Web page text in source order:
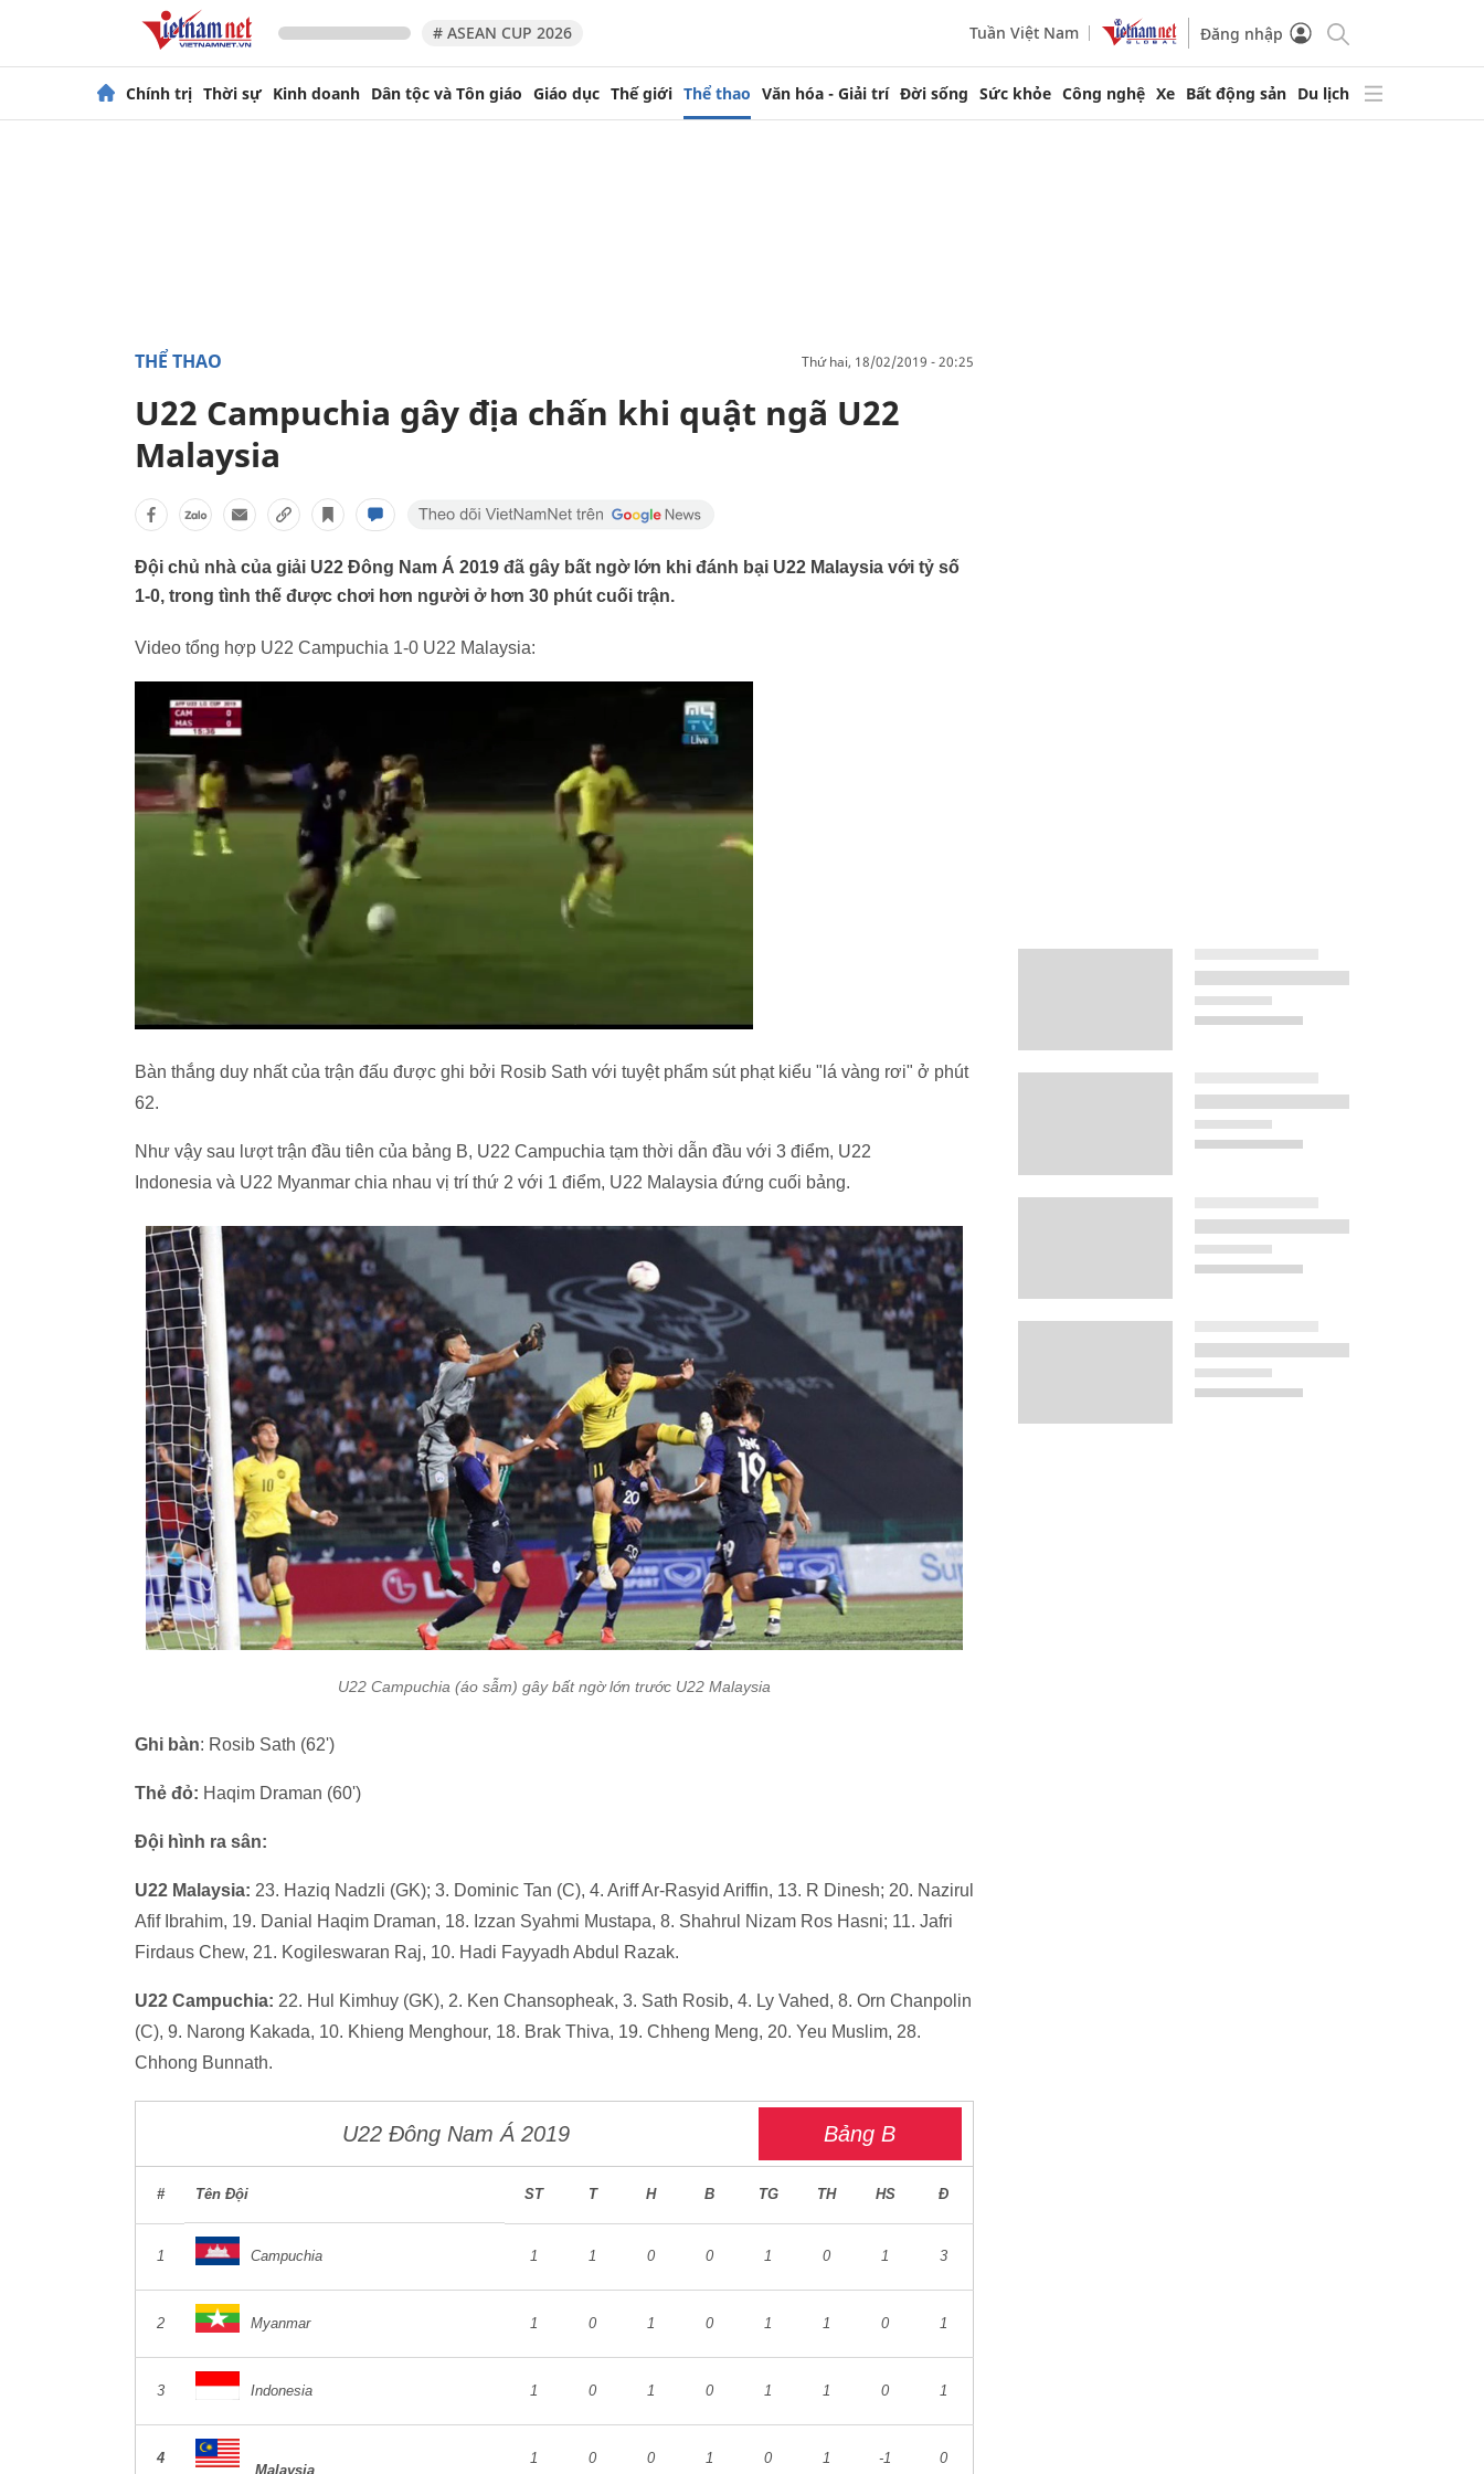
# ASEAN CUP 2026 Tuần Việt Nam Đăng nhập
Chính trị Thời sự Kinh doanh Dân tộc và Tôn giáo Giáo dục Thế giới Thể thao Văn hóa - Giải trí Đời sống Sức khỏe Công nghệ Xe Bất động sản Du lịch
THỂ THAO thứ hai, 18/02/2019 - 20:25
U22 Campuchia gây địa chấn khi quật ngã U22
Malaysia
Đội chủ nhà của giải U22 Đông Nam Á 2019 đã gây bất ngờ lớn khi đánh bại U22 Malaysia với tỷ số
1-0, trong tình thế được chơi hơn người ở hơn 30 phút cuối trận.
Video tổng hợp U22 Campuchia 1-0 U22 Malaysia:
Bàn thắng duy nhất của trận đấu được ghi bởi Rosib Sath với tuyệt phẩm sút phạt kiểu "lá vàng rơi" ở phút
62.
Như vậy sau lượt trận đầu tiên của bảng B, U22 Campuchia tạm thời dẫn đầu với 3 điểm, U22
Indonesia và U22 Myanmar chia nhau vị trí thứ 2 với 1 điểm, U22 Malaysia đứng cuối bảng.
U22 Campuchia (áo sẫm) gây bất ngờ lớn trước U22 Malaysia
Ghi bàn: Rosib Sath (62')
Thẻ đỏ: Haqim Draman (60')
Đội hình ra sân:
U22 Malaysia: 23. Haziq Nadzli (GK); 3. Dominic Tan (C), 4. Ariff Ar-Rasyid Ariffin, 13. R Dinesh; 20. Nazirul
Afif Ibrahim, 19. Danial Haqim Draman, 18. Izzan Syahmi Mustapa, 8. Shahrul Nizam Ros Hasni; 11. Jafri
Firdaus Chew, 21. Kogileswaran Raj, 10. Hadi Fayyadh Abdul Razak.
U22 Campuchia: 22. Hul Kimhuy (GK), 2. Ken Chansopheak, 3. Sath Rosib, 4. Ly Vahed, 8. Orn Chanpolin
(C), 9. Narong Kakada, 10. Khieng Menghour, 18. Brak Thiva, 19. Chheng Meng, 20. Yeu Muslim, 28.
Chhong Bunnath.
U22 Đông Nam Á 2019 Bảng B
# Tên Đội ST T H B TG TH HS Đ
1 Campuchia 1 1 0 0 1 0 1 3
2 Myanmar 1 0 1 0 1 1 0 1
3 Indonesia 1 0 1 0 1 1 0 1
4
Malaysia
1 0 0 1 0 1 -1 0